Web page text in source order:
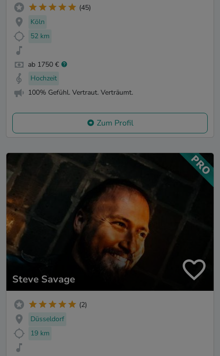
(45)
Köln
52 km
ab 1750 €
Hochzeit
100% Gefühl. Vertraut. Verträumt.
Zum Profil
Steve Savage
(2)
Düsseldorf
19 km